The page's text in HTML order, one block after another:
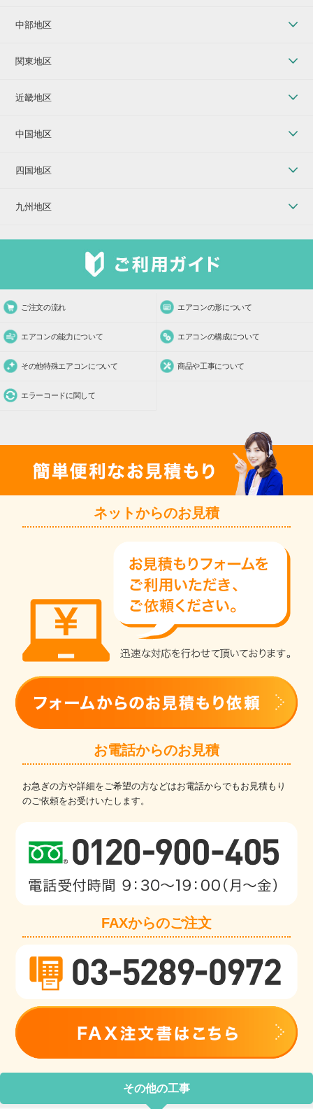
中部地区
関東地区
近畿地区
中国地区
四国地区
九州地区
ご注文の流れ エアコンの形について
エアコンの能力について エアコンの構成について
その他特殊エアコンについて 商品や工事について
エラーコードに関して
ネットからのお見積
お電話からのお見積
お急ぎの方や詳細をご希望の方などはお電話からでもお見積もり
のご依頼をお受けいたします。
FAXからのご注文
その他の工事